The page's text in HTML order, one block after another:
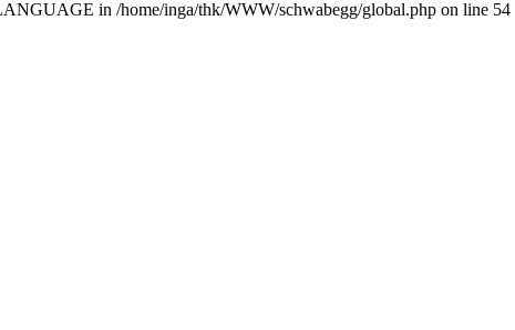
in /home/inga/thk/WWW/schwabegg/global.php on line 54